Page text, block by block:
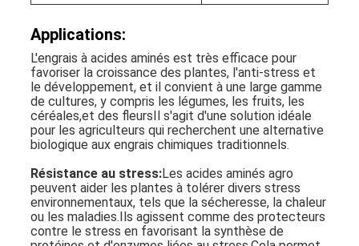
Applications:
L'engrais à acides aminés est très efficace pour
favoriser la croissance des plantes, l'anti-stress et
le développement, et il convient à une large gamme
de cultures, y compris les légumes, les fruits, les
céréales,et des fleursIl s'agit d'une solution idéale
pour les agriculteurs qui recherchent une alternative
biologique aux engrais chimiques traditionnels.
Résistance au stress:Les acides aminés agro
peuvent aider les plantes à tolérer divers stress
environnementaux, tels que la sécheresse, la chaleur
ou les maladies.Ils agissent comme des protecteurs
contre le stress en favorisant la synthèse de